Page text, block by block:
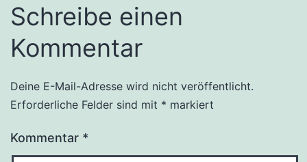
Schreibe einen
Kommentar
Deine E-Mail-Adresse wird nicht veröffentlicht.
Erforderliche Felder sind mit * markiert
Kommentar *